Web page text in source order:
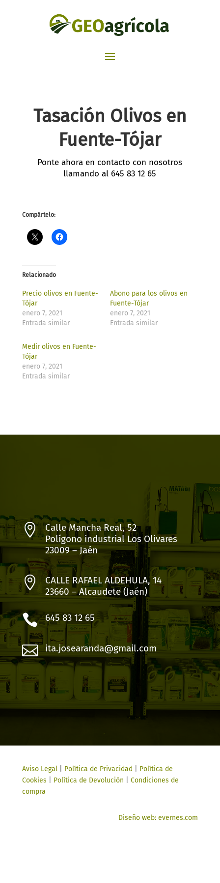
Tasación Olivos en
Fuente-Tójar
Ponte ahora en contacto con nosotros
llamando al 645 83 12 65
Compártelo:
Relacionado
Precio olivos en Fuente-
Tójar
enero 7, 2021
Entrada similar
Abono para los olivos en
Fuente-Tójar
enero 7, 2021
Entrada similar
Medir olivos en Fuente-
Tójar
enero 7, 2021
Entrada similar

Calle Mancha Real, 52
Polígono industrial Los Olivares
23009 – Jaén

CALLE RAFAEL ALDEHULA, 14
23660 – Alcaudete (Jaén)
 645 83 12 65
 ita.josearanda@gmail.com
Aviso Legal| Política de Privacidad
Política de
Cookies
Política de Devolución
Condiciones de
compra
Diseño web: evernes.com